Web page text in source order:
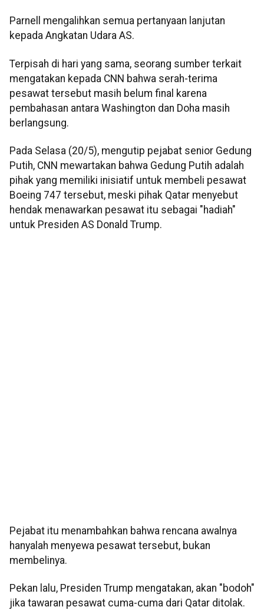
Parnell mengalihkan semua pertanyaan lanjutan
kepada Angkatan Udara AS.
Terpisah di hari yang sama, seorang sumber terkait
mengatakan kepada CNN bahwa serah-terima
pesawat tersebut masih belum final karena
pembahasan antara Washington dan Doha masih
berlangsung.
Pada Selasa (20/5), mengutip pejabat senior Gedung
Putih, CNN mewartakan bahwa Gedung Putih adalah
pihak yang memiliki inisiatif untuk membeli pesawat
Boeing 747 tersebut, meski pihak Qatar menyebut
hendak menawarkan pesawat itu sebagai "hadiah"
untuk Presiden AS Donald Trump.
Pejabat itu menambahkan bahwa rencana awalnya
hanyalah menyewa pesawat tersebut, bukan
membelinya.
Pekan lalu, Presiden Trump mengatakan, akan "bodoh"
jika tawaran pesawat cuma-cuma dari Qatar ditolak.